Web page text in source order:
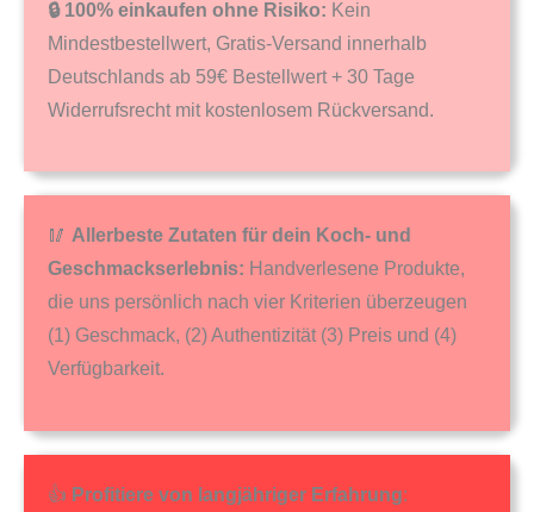
🔒 100% einkaufen ohne Risiko: Kein
Mindestbestellwert, Gratis-Versand innerhalb
Deutschlands ab 59€ Bestellwert + 30 Tage
Widerrufsrecht mit kostenlosem Rückversand.
🥢 Allerbeste Zutaten für dein Koch- und
Geschmackserlebnis: Handverlesene Produkte,
die uns persönlich nach vier Kriterien überzeugen
(1) Geschmack, (2) Authentizität (3) Preis und (4)
Verfügbarkeit.
👍 Profitiere von langjähriger Erfahrung: